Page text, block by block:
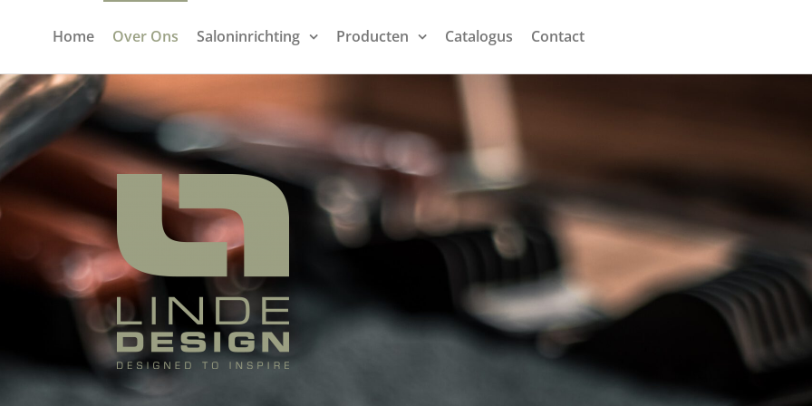
–Home Over Ons Saloninrichting Producten Catalogus Contact